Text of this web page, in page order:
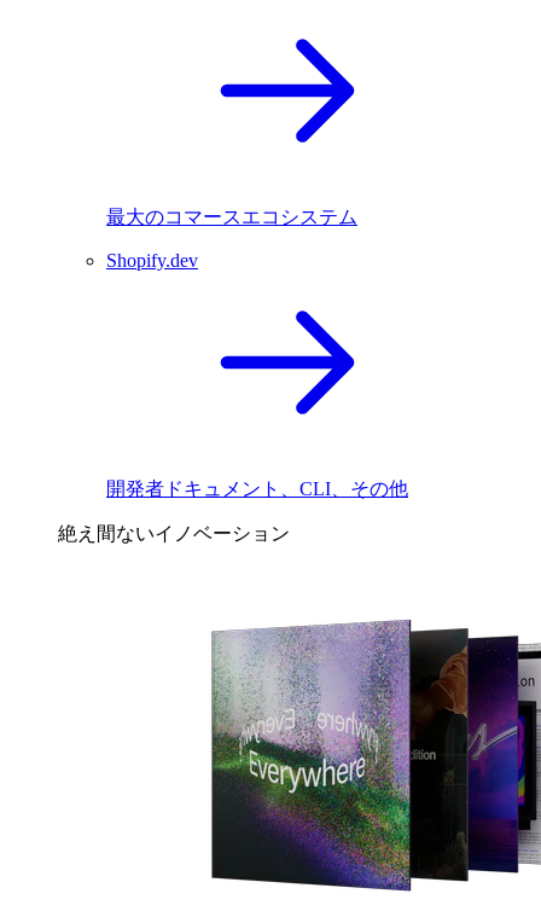
最大のコマースエコシステム
Shopify.dev
開発者ドキュメント、CLI、その他
絶え間ないイノベーション